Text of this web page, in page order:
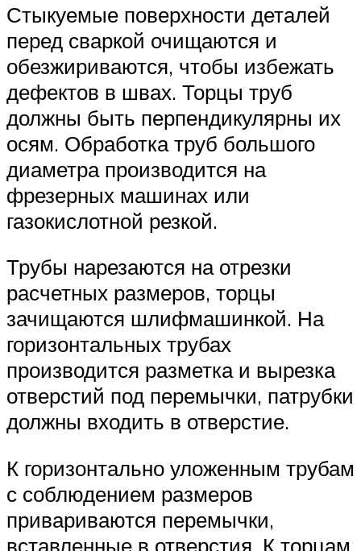
Стыкуемые поверхности деталей
перед сваркой очищаются и
обезжириваются, чтобы избежать
дефектов в швах. Торцы труб
должны быть перпендикулярны их
осям. Обработка труб большого
диаметра производится на
фрезерных машинах или
газокислотной резкой.
Трубы нарезаются на отрезки
расчетных размеров, торцы
зачищаются шлифмашинкой. На
горизонтальных трубах
производится разметка и вырезка
отверстий под перемычки, патрубки
должны входить в отверстие.
К горизонтально уложенным трубам
с соблюдением размеров
привариваются перемычки,
вставленные в отверстия. К торцам